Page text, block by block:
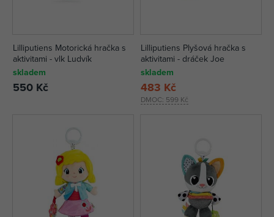
Lilliputiens Motorická hračka s
aktivitami - vlk Ludvík
skladem
550 Kč
Lilliputiens Plyšová hračka s
aktivitami - dráček Joe
skladem
DMOC: 599 Kč
483 Kč